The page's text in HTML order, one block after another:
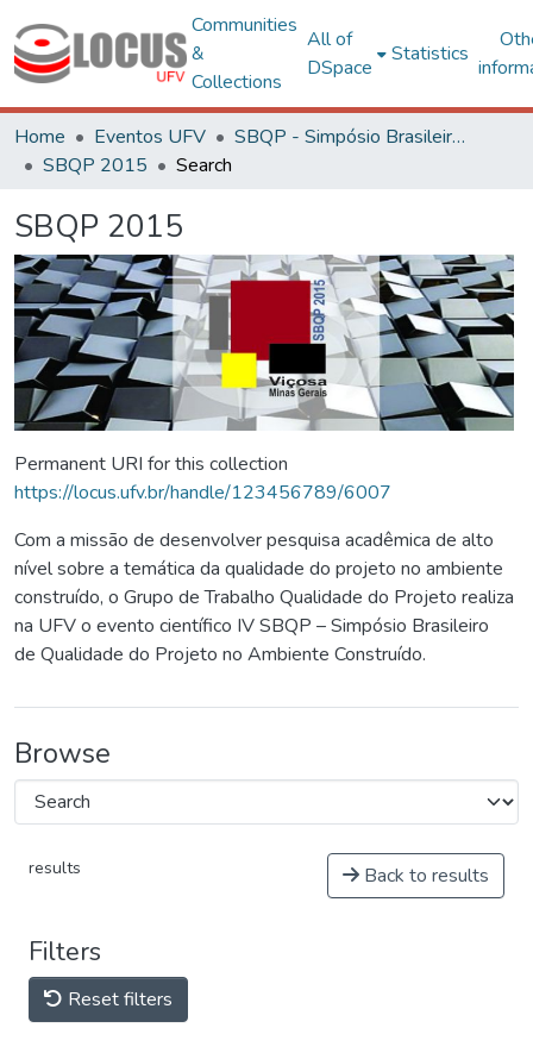
Communities
&
Collections
All of
DSpace
Statistics
Home Eventos UFV
SBQP - Simpósio Brasileiro de Qualidade do Projeto no Ambiente Construído
SBQP 2015
Search
SBQP 2015
Permanent URI for this collection
https://locus.ufv.br/handle/123456789/6007
Com a missão de desenvolver pesquisa acadêmica de alto
nível sobre a temática da qualidade do projeto no ambiente
construído, o Grupo de Trabalho Qualidade do Projeto realiza
na UFV o evento científico IV SBQP – Simpósio Brasileiro
de Qualidade do Projeto no Ambiente Construído.
Browse
results Back to results
Filters
Reset filters